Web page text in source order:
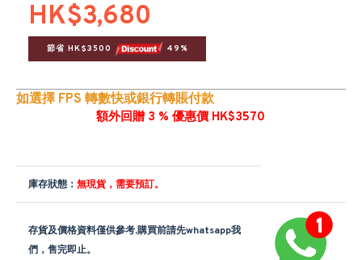
HK$3,680
節省 HK$3500 49%
如選擇 FPS 轉數快或銀行轉賬付款
額外回贈 3 % 優惠價 HK$3570
庫存狀態： 無現貨，需要預訂。
存貨及價格資料僅供參考,購買前請先whatsapp我
們，售完即止。